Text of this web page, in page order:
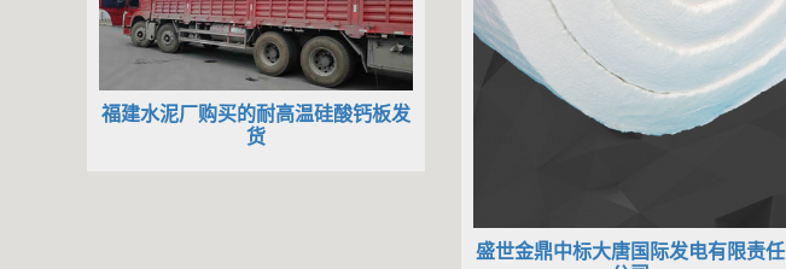
福建水泥厂购买的耐高温硅酸钙板发
货
盛世金鼎中标大唐国际发电有限责任